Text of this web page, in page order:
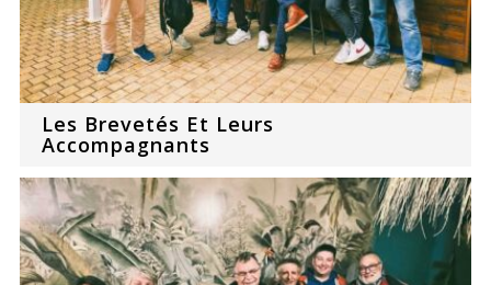
Les Brevetés Et Leurs
Accompagnants